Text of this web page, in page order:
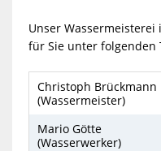
Unser
für Sie unter
Christoph Brückmann
(Wassermeister)
Mario Götte
(Wasserwerker)